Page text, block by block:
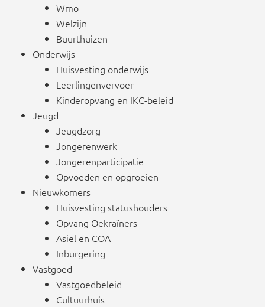
Wmo
Welzijn
Buurthuizen
Onderwijs
Huisvesting onderwijs
Leerlingenvervoer
Kinderopvang en IKC-beleid
Jeugd
Jeugdzorg
Jongerenwerk
Jongerenparticipatie
Opvoeden en opgroeien
Nieuwkomers
Huisvesting statushouders
Opvang Oekraïners
Asiel en COA
Inburgering
Vastgoed
Vastgoedbeleid
Cultuurhuis